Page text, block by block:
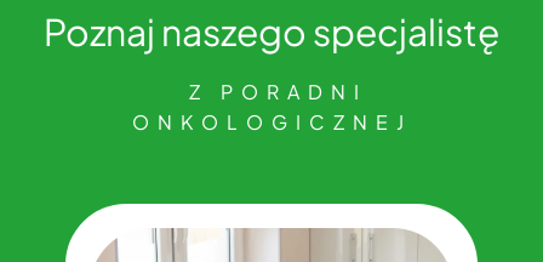
Poznaj naszego specjalistę
​ Z PORADNI
ONKOLOGICZNEJ